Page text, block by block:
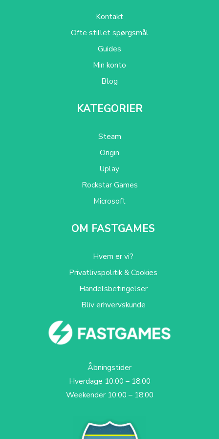
Kontakt
Ofte stillet spørgsmål
Guides
Min konto
Blog
KATEGORIER
Steam
Origin
Uplay
Rockstar Games
Microsoft
OM FASTGAMES
Hvem er vi?
Privatlivspolitik & Cookies
Handelsbetingelser
Bliv erhvervskunde
Åbningstider
Hverdage 10:00 – 18:00
Weekender 10:00 – 18:00